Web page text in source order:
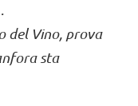
del Vino, prova
sta